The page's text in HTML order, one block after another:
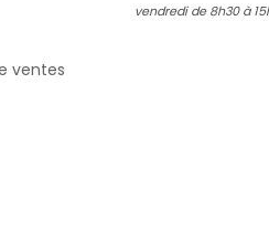
ventes
vendredi de 8h30 à